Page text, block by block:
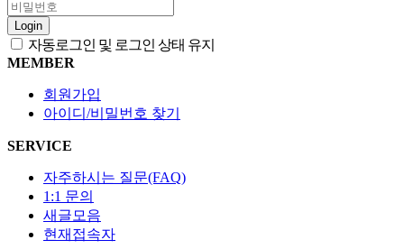
Login
자동로그인 및 로그인 상태 유지
MEMBER
회원가입
아이디/비밀번호 찾기
SERVICE
자주하시는 질문(FAQ)
1:1 문의
새글모음
현재접속자